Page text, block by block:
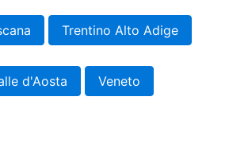
Trentino Alto Adige
d'Aosta Veneto